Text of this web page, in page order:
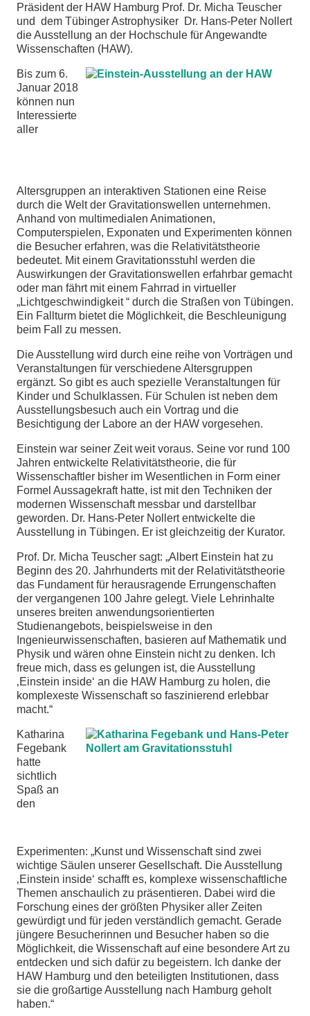
Präsident der HAW Hamburg Prof. Dr. Micha Teuscher
und dem Tübinger Astrophysiker Dr. Hans-Peter Nollert
die Ausstellung an der Hochschule für Angewandte
Wissenschaften (HAW).
Bis zum 6.
Januar 2018
können nun
Interessierte
aller
Altersgruppen an interaktiven Stationen eine Reise
durch die Welt der Gravitationswellen unternehmen.
Anhand von multimedialen Animationen,
Computerspielen, Exponaten und Experimenten können
die Besucher erfahren, was die Relativitätstheorie
bedeutet. Mit einem Gravitationsstuhl werden die
Auswirkungen der Gravitationswellen erfahrbar gemacht
oder man fährt mit einem Fahrrad in virtueller
„Lichtgeschwindigkeit “ durch die Straßen von Tübingen.
Ein Fallturm bietet die Möglichkeit, die Beschleunigung
beim Fall zu messen.
Die Ausstellung wird durch eine reihe von Vorträgen und
Veranstaltungen für verschiedene Altersgruppen
ergänzt. So gibt es auch spezielle Veranstaltungen für
Kinder und Schulklassen. Für Schulen ist neben dem
Ausstellungsbesuch auch ein Vortrag und die
Besichtigung der Labore an der HAW vorgesehen.
Einstein war seiner Zeit weit voraus. Seine vor rund 100
Jahren entwickelte Relativitätstheorie, die für
Wissenschaftler bisher im Wesentlichen in Form einer
Formel Aussagekraft hatte, ist mit den Techniken der
modernen Wissenschaft messbar und darstellbar
geworden. Dr. Hans-Peter Nollert entwickelte die
Ausstellung in Tübingen. Er ist gleichzeitig der Kurator.
Prof. Dr. Micha Teuscher sagt: „Albert Einstein hat zu
Beginn des 20. Jahrhunderts mit der Relativitätstheorie
das Fundament für herausragende Errungenschaften
der vergangenen 100 Jahre gelegt. Viele Lehrinhalte
unseres breiten anwendungsorientierten
Studienangebots, beispielsweise in den
Ingenieurwissenschaften, basieren auf Mathematik und
Physik und wären ohne Einstein nicht zu denken. Ich
freue mich, dass es gelungen ist, die Ausstellung
‚Einstein inside‘ an die HAW Hamburg zu holen, die
komplexeste Wissenschaft so faszinierend erlebbar
macht.“
Katharina
Fegebank
hatte
sichtlich
Spaß an
den
Experimenten: „Kunst und Wissenschaft sind zwei
wichtige Säulen unserer Gesellschaft. Die Ausstellung
‚Einstein inside‘ schafft es, komplexe wissenschaftliche
Themen anschaulich zu präsentieren. Dabei wird die
Forschung eines der größten Physiker aller Zeiten
gewürdigt und für jeden verständlich gemacht. Gerade
jüngere Besucherinnen und Besucher haben so die
Möglichkeit, die Wissenschaft auf eine besondere Art zu
entdecken und sich dafür zu begeistern. Ich danke der
HAW Hamburg und den beteiligten Institutionen, dass
sie die großartige Ausstellung nach Hamburg geholt
haben.“